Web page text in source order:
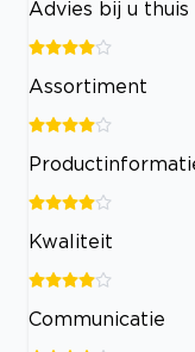
Advies bij u thuis
Assortiment
Kwaliteit
Communicatie